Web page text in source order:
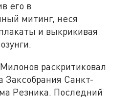
его в
митинг, неся
и выкрикивая
раскритиковал
Заксобрания Санкт-
Резника. Последний